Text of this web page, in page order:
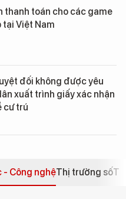
thanh toán cho các game
tại Việt Nam
đối không được yêu
xuất trình giấy xác nhận
cư trú
- Công nghệThị trường số